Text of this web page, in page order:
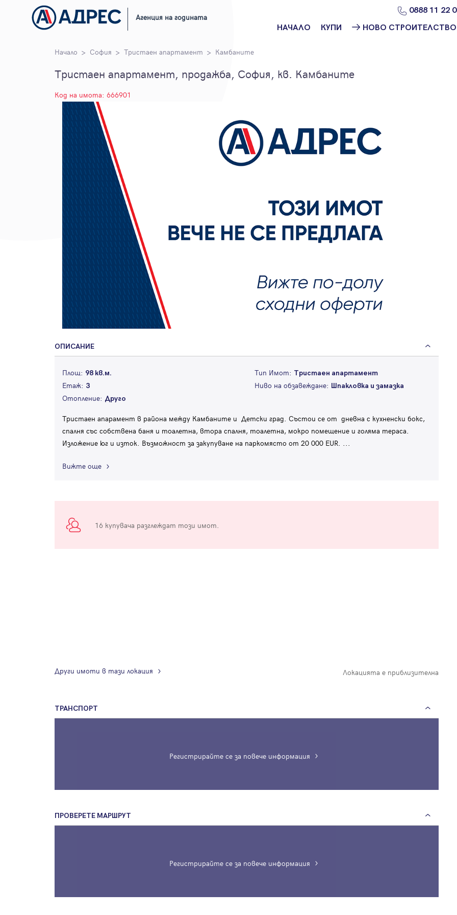
Агенция на годината
0888 11 22
НАЧАЛО
КУПИ
Защо да купя
НОВО СТРОИТЕЛСТВО
строителство
строителство
Начало София Тристаен апартамент Камбаните
Тристаен апартамент, продажба, София, кв. Камбаните
Код на имота: 666901
ОПИСАНИЕ
Площ: 98 кв.м. Тип Имот: Тристаен апартамент
Етаж: 3 Ниво на обзавеждане: Шпакловка и замазка
Отопление: Друго
Тристаен апарамент в района между Камбаните и Детски град. Състои се от дневна с кухненски бокс,
спалня със собствена баня и тоалетна, втора спалня, тоалетна, мокро помещение и голяма тераса.
Изложение юг и изток. Възможност за закупуване на паркомясто от 20 000 EUR. ...
Вижте още
16 купувача разглеждат този имот.
Локацията е приблизителна
Други имоти в тази локация
ТРАНСПОРТ
Регистрирайте се за повече информация
ПРОВЕРЕТЕ МАРШРУТ
Регистрирайте се за повече информация